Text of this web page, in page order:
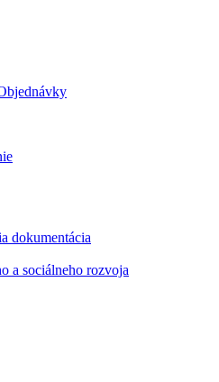
dokumentácia
a sociálneho rozvoja